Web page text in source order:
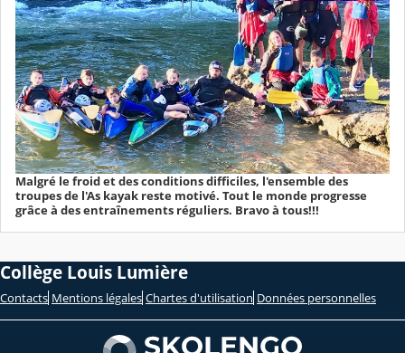
Malgré le froid et des conditions difficiles, l'ensemble des
troupes de l'As kayak reste motivé. Tout le monde progresse
grâce à des entraînements réguliers. Bravo à tous!!!
Collège Louis Lumière
Contacts Mentions légales Chartes d'utilisation Données personnelles